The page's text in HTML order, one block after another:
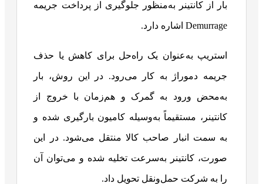
بار از کانتینر به‌منظور جلوگیری از پرداخت جریمه
Demurrage اشاره دارد.
استریپ به‌عنوان یک راه‌حل برای کاهش یا حذف
جریمه دموراژ به کار می‌رود. در این روش، بار
به‌محض ورود به گمرک و هم‌زمان با خروج از
کانتینر، مستقیماً به‌وسیله کامیون بارگیری شده و
به سمت انبار صاحب کالا منتقل می‌شود. در این
صورت، کانتینر به‌سرعت تخلیه شده و می‌توان آن
را به شرکت حمل‌ونقل تحویل داد.